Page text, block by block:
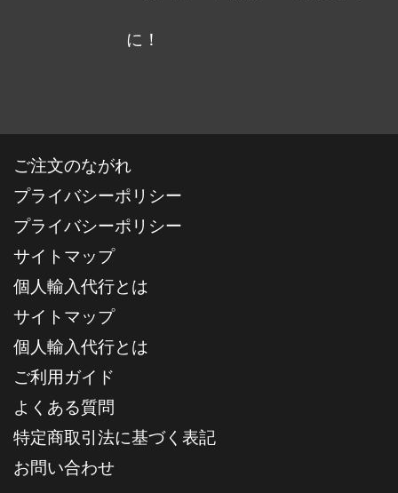
に！
ご注文のながれ
プライバシーポリシー
プライバシーポリシー
サイトマップ
個人輸入代行とは
サイトマップ
個人輸入代行とは
ご利用ガイド
よくある質問
特定商取引法に基づく表記
お問い合わせ